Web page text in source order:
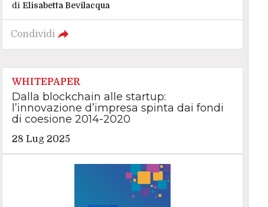
di Elisabetta Bevilacqua
Condividi
WHITEPAPER
Dalla blockchain alle startup:
l’innovazione d’impresa spinta dai fondi
di coesione 2014-2020
28 Lug 2025